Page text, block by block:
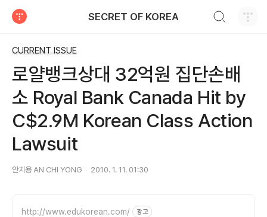
SECRET OF KOREA
CURRENT ISSUE
로얄뱅크상대 32억원 집단손배
소 Royal Bank Canada Hit by
C$2.9M Korean Class Action
Lawsuit
안치용 AN CHI YONG 2010. 1. 11. 01:30
http://www.edukorean.com/ 광고